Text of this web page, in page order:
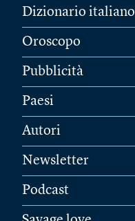
Dizionario italiano
Oroscopo
Pubblicità
Paesi
Autori
Newsletter
Podcast